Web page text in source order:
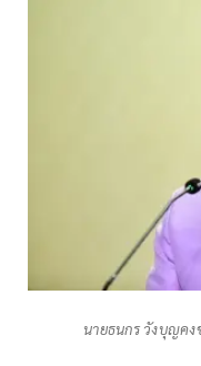
นายธนกร วังบุญค